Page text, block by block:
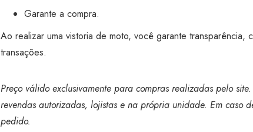
Garante a compra.
Ao realizar uma vistoria de moto, você garante transparência,
transações.
Preço válido exclusivamente para compras realizadas pelo
revendas autorizadas, lojistas e na própria unidade. Em caso
pedido.